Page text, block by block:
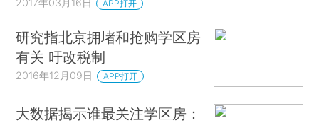
2017年03月16日 APP打开
研究指北京拥堵和抢购学区房
有关 吁改税制
2016年12月09日 APP打开
大数据揭示谁最关注学区房：